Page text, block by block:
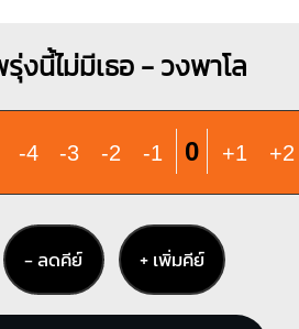
งนี้ไม่มีเธอ - วงพาโล
-4 -3 -2 -1 0 +1 +2
− ลดคีย์ + เพิ่มคีย์